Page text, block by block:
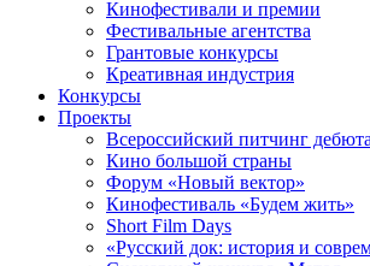
Кинофестивали и премии
Фестивальные агентства
Грантовые конкурсы
Креативная индустрия
Конкурсы
Проекты
Всероссийский питчинг
Кино большой страны
Форум «Новый вектор»
Кинофестиваль «Будем жить»
Short Film Days
«Русский док: история и